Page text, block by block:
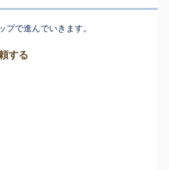
で進んでいきます。
する